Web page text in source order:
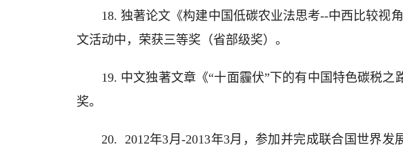
18. 独著论文《构建中国低碳农业法思考--中西比较视
文活动中，荣获三等奖（省部级奖）。
19. 中文独著文章《“十面霾伏”下的有中国特色碳税
奖。
20. 2012年3月-2013年3月，参加并完成联合国世界